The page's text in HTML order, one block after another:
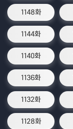
1148화
1144화
1140화
1136화
1132화
1128화